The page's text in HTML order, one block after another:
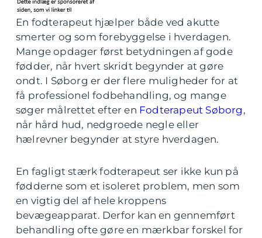
En fodterapeut hjælper både ved akutte
smerter og som forebyggelse i hverdagen.
Mange opdager først betydningen af gode
fødder, når hvert skridt begynder at gøre
ondt. I Søborg er der flere muligheder for at
få professionel fodbehandling, og mange
søger målrettet efter en Fodterapeut Søborg ,
når hård hud, nedgroede negle eller
hælrevner begynder at styre hverdagen.
En fagligt stærk fodterapeut ser ikke kun på
fødderne som et isoleret problem, men som
en vigtig del af hele kroppens
bevægeapparat. Derfor kan en gennemført
behandling ofte gøre en mærkbar forskel for